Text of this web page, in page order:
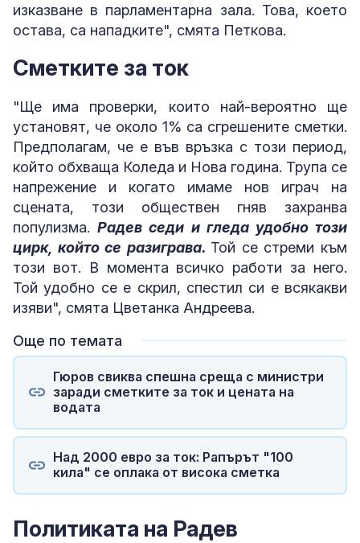
изказване в парламентарна зала. Това, което
остава, са нападките", смята Петкова.
Сметките за ток
"Ще има проверки, които най-вероятно ще
установят, че около 1% са сгрешените сметки.
Предполагам, че е във връзка с този период,
който обхваща Коледа и Нова година. Трупа се
напрежение и когато имаме нов играч на
сцената, този обществен гняв захранва
популизма.Радев седи и гледа удобно този
цирк, който се разиграва. Той се стреми към
този вот. В момента всичко работи за него.
Той удобно се е скрил, спестил си е всякакви
изяви", смята Цветанка Андреева.
Още по темата
Гюров свиква спешна среща с министри
заради сметките за ток и цената на
водата
Над 2000 евро за ток: Рапърът "100
кила" се оплака от висока сметка
Политиката на Радев